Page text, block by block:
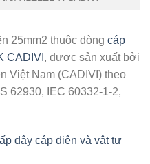
25mm2 thuộc dòng cáp
CADIVI , được sản xuất bởi
Việt Nam (CADIVI) theo
62930, IEC 60332-1-2,
dây cáp điện và vật tư